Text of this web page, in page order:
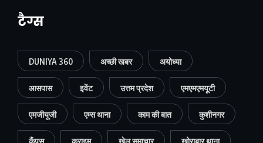
टैग्स
DUNIYA 360 अच्छी खबर अयोध्या
आसपास इवेंट उत्तम प्रदेश एमएमएमयूटी
एमजीयूजी एम्स थाना काम की बात कुशीनगर
कैंपस क्राइम खेल समाचार खोराबार थाना